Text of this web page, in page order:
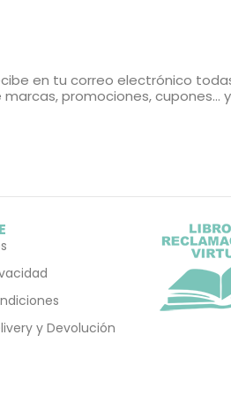
en tu correo electrónico
marcas, promociones, cupones...
y Devolución